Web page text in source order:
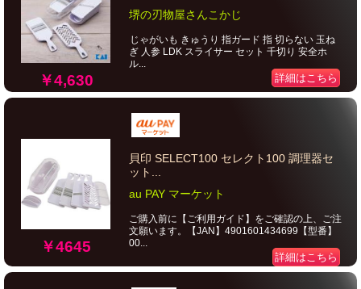
￥4,630
堺の刃物屋さんこかじ
じゃがいも きゅうり 指ガード 指 切らない 玉ね
ぎ 人参 LDK スライサー セット 千切り 安全ホ
ル...
詳細はこちら
￥4645
貝印 SELECT100 セレクト100 調理器セ
ット...
au PAY マーケット
ご購入前に【ご利用ガイド】をご確認の上、ご注
文願います。【JAN】4901601434699【型番】
00...
詳細はこちら